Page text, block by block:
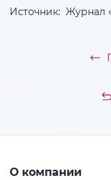
Источник: Журнал
О компании